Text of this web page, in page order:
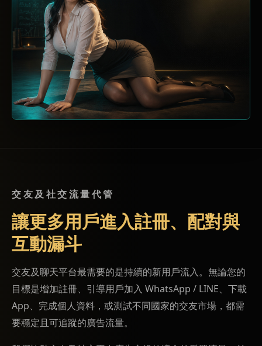
交友及社交流量代管
讓更多用戶進入註冊、配對與
互動漏斗
交友及聊天平台最需要的是持續的新用戶流入。無論您的
目標是增加註冊、引導用戶加入 WhatsApp / LINE、下載
App、完成個人資料，或測試不同國家的交友市場，都需
要穩定且可追蹤的廣告流量。